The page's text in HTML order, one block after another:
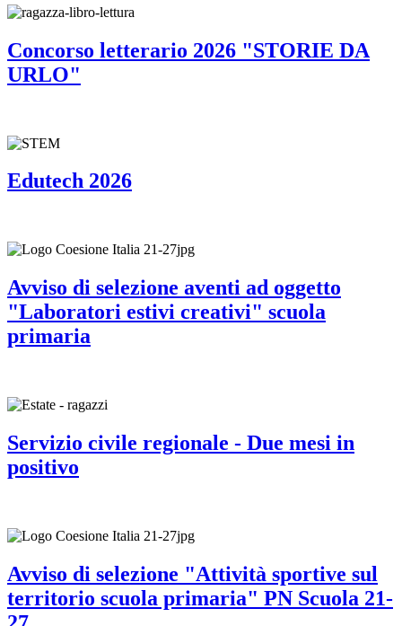
Concorso letterario 2026 "STORIE DA
URLO"
Edutech 2026
Avviso di selezione aventi ad oggetto
"Laboratori estivi creativi" scuola
primaria
Servizio civile regionale - Due mesi in
positivo
Avviso di selezione "Attività sportive sul
territorio scuola primaria" PN Scuola 21-